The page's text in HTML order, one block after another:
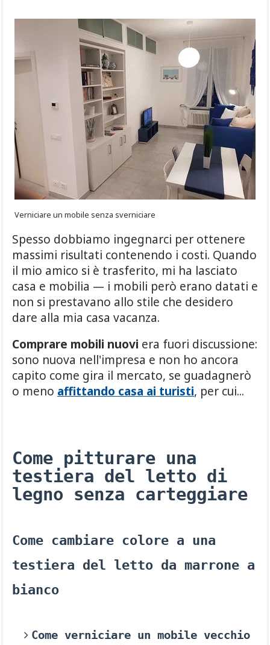
Verniciare un mobile senza sverniciare
Spesso dobbiamo ingegnarci per ottenere
massimi risultati contenendo i costi. Quando
il mio amico si è trasferito, mi ha lasciato
casa e mobilia — i mobili però erano datati e
non si prestavano allo stile che desidero
dare alla mia casa vacanza.
Comprare mobili nuovi era fuori discussione:
sono nuova nell'impresa e non ho ancora
capito come gira il mercato, se guadagnerò
o meno affittando casa ai turisti, per cui...
Come pitturare una
testiera del letto di
legno senza carteggiare
Come cambiare colore a una
testiera del letto da marrone a
bianco
Come verniciare un mobile vecchio